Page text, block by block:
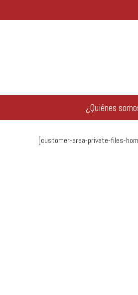
¿Quiénes
[customer-area-private-files-